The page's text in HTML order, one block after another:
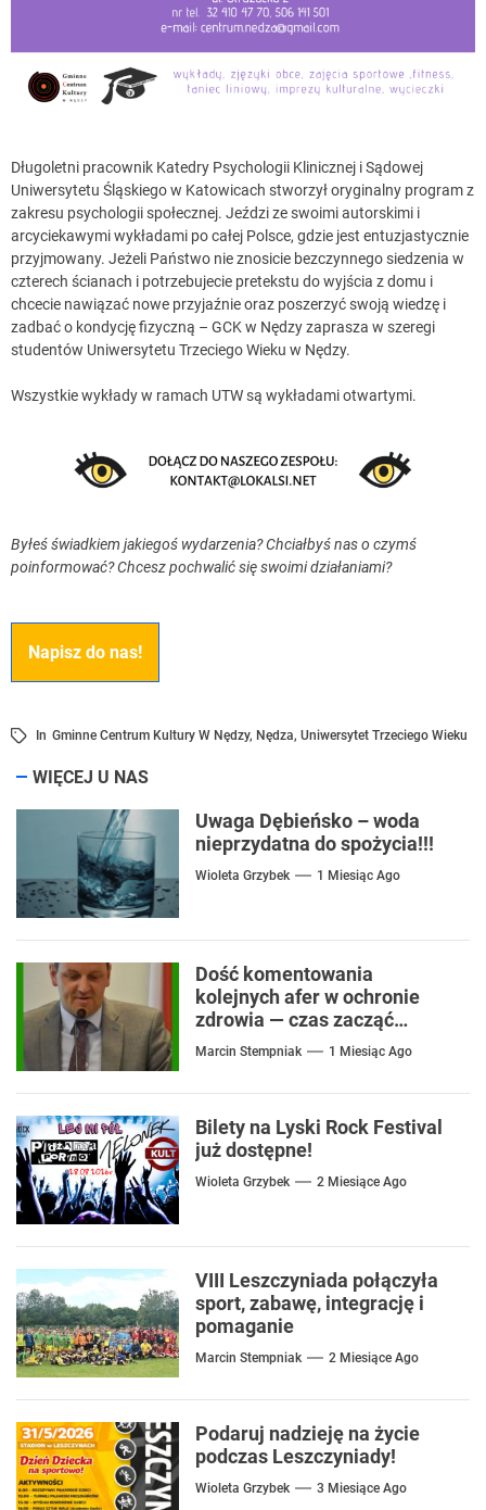
Długoletni pracownik Katedry Psychologii Klinicznej i Sądowej
Uniwersytetu Śląskiego w Katowicach stworzył oryginalny program z
zakresu psychologii społecznej. Jeździ ze swoimi autorskimi i
arcyciekawymi wykładami po całej Polsce, gdzie jest entuzjastycznie
przyjmowany. Jeżeli Państwo nie znosicie bezczynnego siedzenia w
czterech ścianach i potrzebujecie pretekstu do wyjścia z domu i
chcecie nawiązać nowe przyjaźnie oraz poszerzyć swoją wiedzę i
zadbać o kondycję fizyczną – GCK w Nędzy zaprasza w szeregi
studentów Uniwersytetu Trzeciego Wieku w Nędzy.
Wszystkie wykłady w ramach UTW są wykładami otwartymi.
Byłeś świadkiem jakiegoś wydarzenia? Chciałbyś nas o czymś
poinformować? Chcesz pochwalić się swoimi działaniami?
Napisz do nas!
In Gminne Centrum Kultury W Nędzy, Nędza, Uniwersytet Trzeciego Wieku
WIĘCEJ U NAS
Uwaga Dębieńsko – woda
nieprzydatna do spożycia!!!
Wioleta Grzybek 1 Miesiąc Ago
Dość komentowania
kolejnych afer w ochronie
zdrowia — czas zacząć
mówić o rozwiązaniach
Marcin Stempniak 1 Miesiąc Ago
Bilety na Lyski Rock Festival
już dostępne!
Wioleta Grzybek 2 Miesiące Ago
VIII Leszczyniada połączyła
sport, zabawę, integrację i
pomaganie
Marcin Stempniak 2 Miesiące Ago
Podaruj nadzieję na życie
podczas Leszczyniady!
Wioleta Grzybek 3 Miesiące Ago